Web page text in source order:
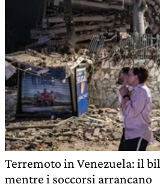
Terremoto in Venezuela: il
mentre i soccorsi arrancano